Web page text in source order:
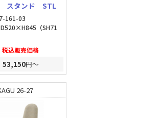
スタンド STL
161-03
（SH71
税込販売価格
53,150円～
26-27